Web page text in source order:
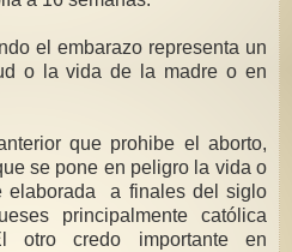
el embarazo representa un
o la vida de la madre o en
que prohibe el aborto,
se pone en peligro la vida o
elaborada a finales del siglo
principalmente católica
otro credo importante en